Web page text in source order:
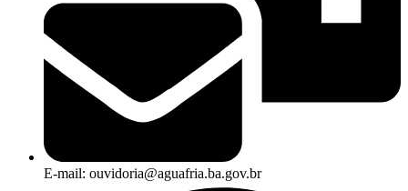
E-mail: ouvidoria@aguafria.ba.gov.br